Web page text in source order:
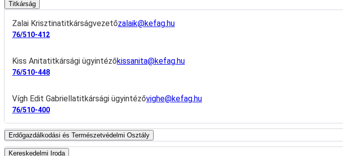
Titkárság
Zalai Krisztinatitkárságvezetőzalaik@kefag.hu
76/510-412
Kiss Anitatitkársági ügyintézőkissanita@kefag.hu
76/510-448
Vígh Edit Gabriellatitkársági ügyintézővighe@kefag.hu
76/510-400
Erdőgazdálkodási és Természetvédelmi Osztály
Kereskedelmi Iroda